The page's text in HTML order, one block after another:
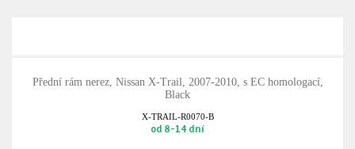
Přední rám nerez, Nissan X-Trail, 2007-2010, s EC homologací,
Black
X-TRAIL-R0070-B
od 8-14 dní